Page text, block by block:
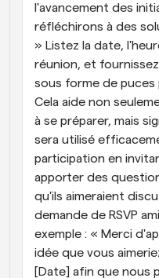
l'avancement des
réfléchirons à des
» Listez la date,
réunion, et
sous forme de puces
Cela aide non
à se préparer, mais
sera utilisé
participation en
apporter des
qu'ils aimeraient
demande de RSVP
exemple : « Merci
idée que vous
[Date] afin que nous